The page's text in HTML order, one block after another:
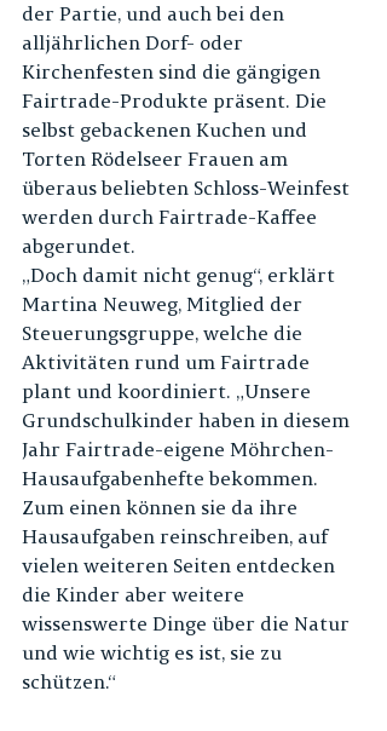
der Partie, und auch bei den
alljährlichen Dorf- oder
Kirchenfesten sind die gängigen
Fairtrade-Produkte präsent. Die
selbst gebackenen Kuchen und
Torten Rödelseer Frauen am
überaus beliebten Schloss-Weinfest
werden durch Fairtrade-Kaffee
abgerundet.
„Doch damit nicht genug“, erklärt
Martina Neuweg, Mitglied der
Steuerungsgruppe, welche die
Aktivitäten rund um Fairtrade
plant und koordiniert. „Unsere
Grundschulkinder haben in diesem
Jahr Fairtrade-eigene Möhrchen-
Hausaufgabenhefte bekommen.
Zum einen können sie da ihre
Hausaufgaben reinschreiben, auf
vielen weiteren Seiten entdecken
die Kinder aber weitere
wissenswerte Dinge über die Natur
und wie wichtig es ist, sie zu
schützen.“